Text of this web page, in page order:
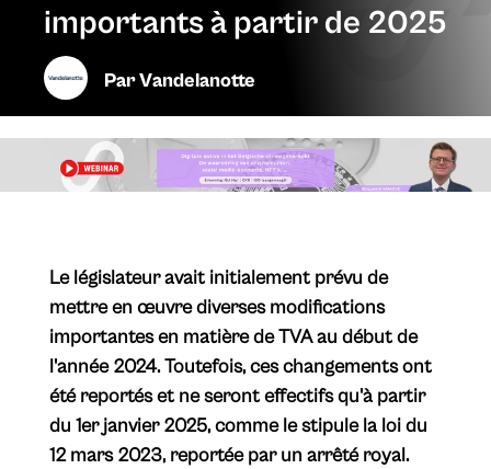
importants à partir de 2025
ParVandelanotte
Le législateur avait initialement prévu de
mettre en œuvre diverses modifications
importantes en matière de TVA au début de
l'année 2024. Toutefois, ces changements ont
été reportés et ne seront effectifs qu'à partir
du 1er janvier 2025, comme le stipule la loi du
12 mars 2023, reportée par un arrêté royal.